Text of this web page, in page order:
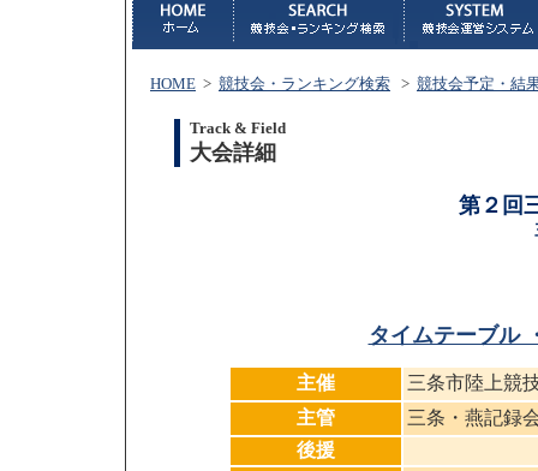
HOME > 競技会・ランキング検索 > 競技会予定・結
Track & Field
大会詳細
第２回
タイムテーブル
主催
三条市陸上競
主管
三条・燕記録
後援